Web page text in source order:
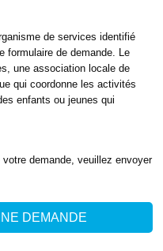
de services identifié
formulaire de demande. Le
une association locale de
qui coordonne les activités
enfants ou jeunes qui
demande, veuillez envoyer
DEMANDE